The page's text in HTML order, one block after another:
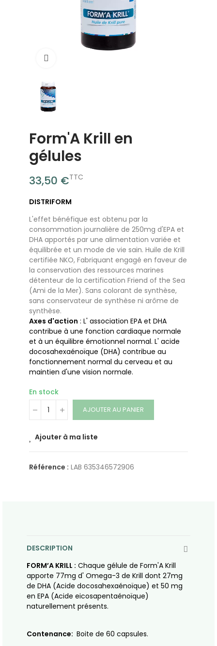
DESCRIPTION
FORM’A KRILL : Chaque gélule de Form'A Krill
apporte 77mg d' Omega-3 de Krill dont 27mg
de DHA (Acide docosahexaénoïque) et 50 mg
en EPA (Acide eicosapentaénoïque)
naturellement présents.
Contenance: Boite de 60 capsules.
Form'A Krill en
gélules
33,50 €TTC
DISTRIFORM
L'effet bénéfique est obtenu par la
consommation journalière de 250mg d'EPA et
DHA apportés par une alimentation variée et
équilibrée et un mode de vie sain. Huile de Krill
certifiée NKO, Fabriquant engagé en faveur de
la conservation des ressources marines
détenteur de la certification Friend of the Sea
(Ami de la Mer). Sans colorant de synthèse,
sans conservateur de synthèse ni arôme de
synthèse.
Axes d'action : L' association EPA et DHA
contribue à une fonction cardiaque normale
et à un équilibre émotionnel normal. L' acide
docosahexaénoïque (DHA) contribue au
fonctionnement normal du cerveau et au
maintien d'une vision normale.
En stock
AJOUTER AU PANIER
Ajouter à ma liste
Référence : LAB 635346572906